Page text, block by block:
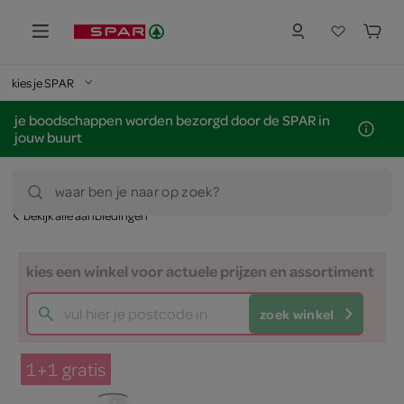
kies je SPAR
je boodschappen worden bezorgd door de SPAR in
jouw buurt
waar ben je naar op zoek?
bekijk alle aanbiedingen
kies een winkel voor actuele prijzen en assortiment
zoek winkel
1+1 gratis